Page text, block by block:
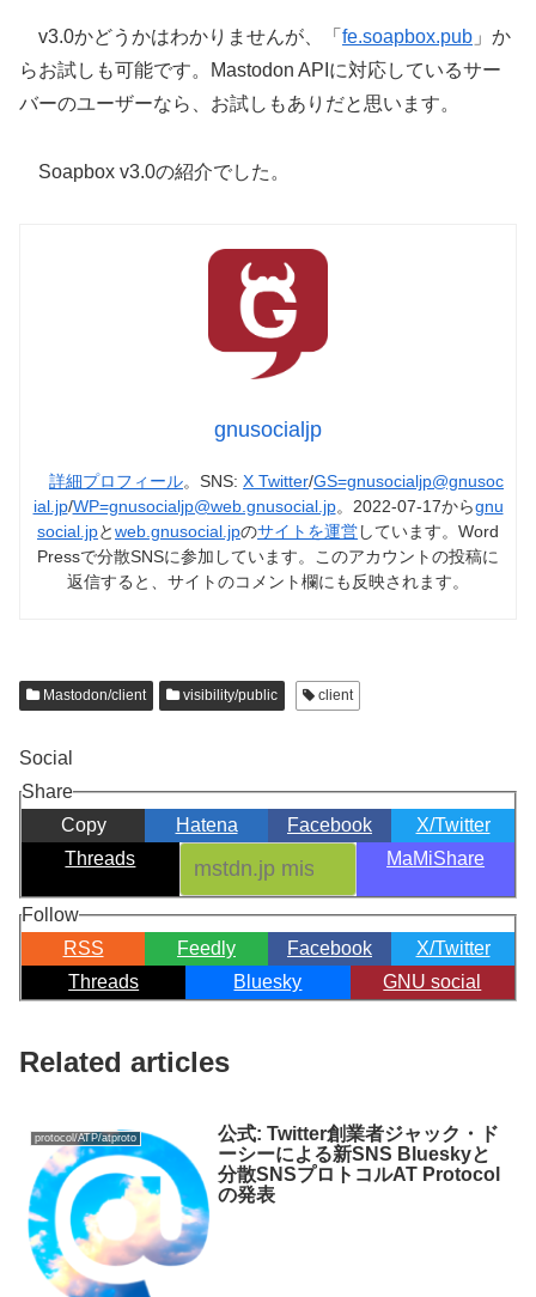
v3.0かどうかはわかりませんが、「 fe.soapbox.pub 」か
らお試しも可能です。Mastodon APIに対応しているサー
バーのユーザーなら、お試しもありだと思います。
Soapbox v3.0の紹介でした。
gnusocialjp
詳細プロフィール。SNS: X Twitter/GS=gnusocialjp@gnusoc
ial.jp/WP=gnusocialjp@web.gnusocial.jp。2022-07-17からgnu
social.jpとweb.gnusocial.jpのサイトを運営しています。Word
Pressで分散SNSに参加しています。このアカウントの投稿に
返信すると、サイトのコメント欄にも反映されます。
Mastodon/client visibility/public client
Social
Share
Copy
Hatena Facebook
X/Twitter
Threads
MaMiShare
Follow
RSS
Feedly Facebook
X/Twitter
Threads
Bluesky GNU social
Related articles
protocol/ATP/atproto
公式: Twitter創業者ジャック・ド
ーシーによる新SNS Blueskyと
分散SNSプロトコルAT Protocol
の発表